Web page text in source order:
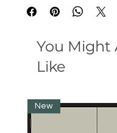
You Might
Like
New